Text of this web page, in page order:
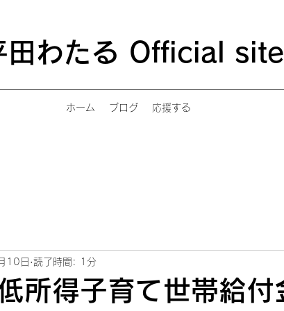
田わたる Official site
ホーム ブログ 応援する
所得子育て世帯給付
10日 読了時間: 1分